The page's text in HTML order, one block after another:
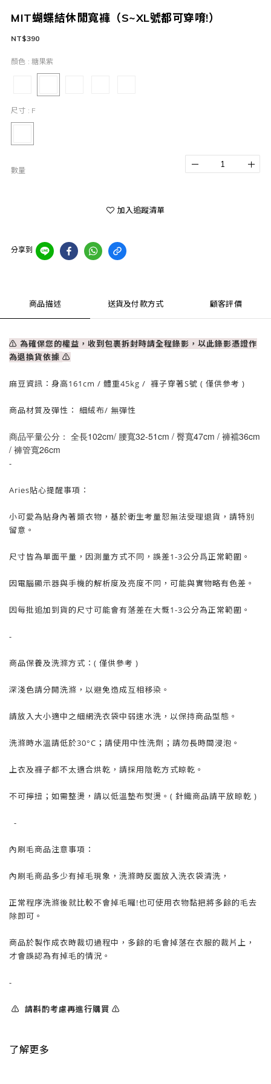
MIT蝴蝶結休閒寬褲（S~XL號都可穿唷!）
NT$390
顏色 : 糖果紫
尺寸 : F
數量
加入追蹤清單
分享到
商品描述 送貨及付款方式 顧客評價
⚠ 為確保您的權益，收到包裹拆封時請全程錄影，以此錄影憑證作
為退換貨依據 ⚠
麻豆資訊： 身高161cm / 體重45kg / 褲子穿著S號 ( 僅供參考 )
商品材質及彈性： 細絨布/ 無彈性
商品平量公分： 全長102cm/ 腰寬32-51cm / 臀寬47cm / 褲襠36cm
/ 褲管寬26cm
-
Aries貼心提醒事項：
小可愛為貼身內著類衣物，基於衛生考量恕無法受理退貨，請特別
留意。
尺寸皆為單面平量，因測量方式不同，誤差1-3公分爲正常範圍。
因電腦顯示器與手機的解析度及亮度不同，可能與實物略有色差。
因每批追加到貨的尺寸可能會有落差在大慨1-3公分為正常範圍。
-
商品保養及洗滌方式：( 僅供參考 )
深淺色請分開洗滌，以避免造成互相移染。
請放入大小適中之細網洗衣袋中弱速水洗，以保持商品型態。
洗滌時水溫請低於30°C；請使用中性洗劑；請勿長時間浸泡。
上衣及褲子都不太適合烘乾，請採用陰乾方式晾乾。
不可擰扭；如需整燙，請以低溫墊布熨燙。( 針織商品請平放晾乾 )
-
內刷毛商品注意事項：
內刷毛商品多少有掉毛現象，洗滌時反面放入洗衣袋清洗，
正常程序洗滌後就比較不會掉毛囉!也可使用衣物黏把將多餘的毛去
除即可。
商品於製作成衣時裁切過程中，多餘的毛會掉落在衣服的裁片上，
才會誤認為有掉毛的情況。
-
⚠️ 請斟酌考慮再進行購買 ⚠️
了解更多